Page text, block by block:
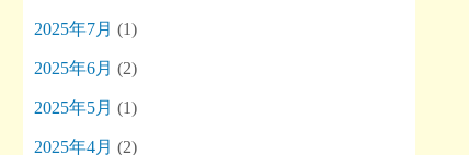
2025年7月 (1)
2025年6月 (2)
2025年5月 (1)
2025年4月 (2)